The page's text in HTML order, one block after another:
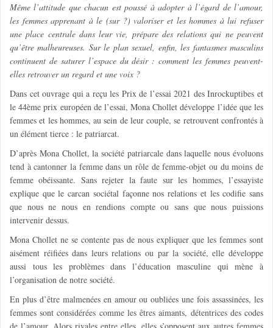
Même l’attitude que chacun est poussé à adopter à l’égard de l’amour,
les femmes apprenant à le (sur ?) valoriser et les hommes à lui refuser
une place centrale dans leur vie, prépare des relations qui ne peuvent
qu’être malheureuses. Sur le plan sexuel, enfin, les fantasmes masculins
continuent de saturer l’espace du désir : comment les femmes peuvent-
elles retrouver un regard et une voix ?
Dans cet ouvrage qui a reçu les Prix de l’essai 2021 des Inrockuptibes et
le 44ème prix européen de l’essai, Mona Chollet développe l’idée que les
femmes et les hommes, au sein de leur couple, se retrouvent confrontés à
un élément tierce : le patriarcat.
D’après Mona Chollet, la société patriarcale dans laquelle nous évoluons
tend à cantonner la femme dans un rôle defemme-objet ou du moins de
femme obéissante. Sans rejeter la faute sur les hommes, l’essayiste
explique que le carcan sociétal façonne nos relations et les codifie sans
que nous ne nous en rendions compte ou sans que nous puissions
intervenir dessus.
Mona Chollet ne se contente pas de nous expliquer que les femmes sont
aisément réifiées dans leurs relations ou par la société, elle développe
aussi tous les problèmes dans l’éducation masculine qui mène à
l’organisation de notre société.
En plus d’être malmenées en amour ou oubliées une fois assassinées, les
femmes sont considérées comme les êtres aimants, détentrices des codes
de l’amour. Alors rivales entre elles, elles s’opposent aux autres femmes